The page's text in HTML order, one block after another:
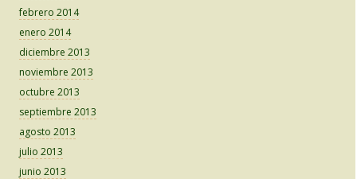
febrero 2014
enero 2014
diciembre 2013
noviembre 2013
octubre 2013
septiembre 2013
agosto 2013
julio 2013
junio 2013